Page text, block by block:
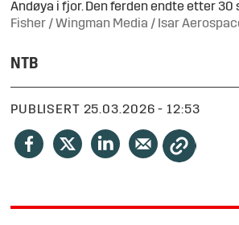
Andøya i fjor. Den ferden endte etter 30
Fisher / Wingman Media / Isar
NTB
PUBLISERT 25.03.2026 - 12:53